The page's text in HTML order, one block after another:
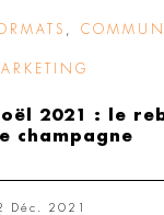
2021 : le
champagne
Déc. 2021